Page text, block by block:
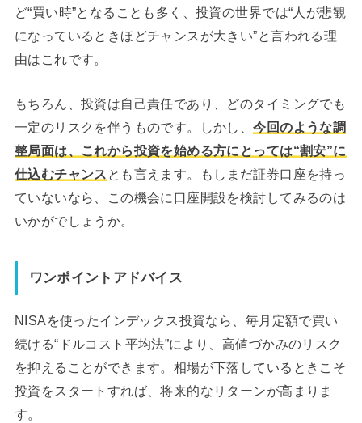
ど“買い時”となることも多く、投資の世界では“人が悲観
になっているときほどチャンスが大きい”と言われる理
由はこれです。
もちろん、投資は自己責任であり、どのタイミングでも
一定のリスクを伴うものです。しかし、今回のような調
整局面は、これから投資を始める方にとっては“割安”に
仕込むチャンス とも言えます。もしまだ証券口座を持っ
ていないなら、この機会に口座開設を検討してみるのは
いかがでしょうか。
ワンポイントアドバイス
NISAを使ったインデックス投資なら、毎月定額で買い
続ける“ドルコスト平均法”により、高値づかみのリスク
を抑えることができます。相場が下落しているときこそ
投資をスタートすれば、将来的なリターンが高まりま
す。